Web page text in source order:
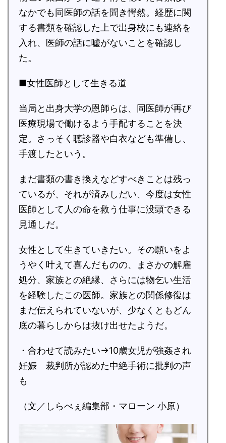
なかでも同医師の話を聞き愕然。経歴に関
する書類を確認した上で出身校にも連絡を
入れ、医師の話に嘘がないことを確認し
た。
■女性医師として生きる道
当局と出身大学の恩師らは、同医師が再び
医療現場で働けるよう手配することを決
定。さっそく聴診器や白衣なども準備し、
手渡したという。
まだ書類の書き換えなどすべきことは残っ
ているが、それが済みしだい、今度は女性
医師として人の命を救う仕事に没頭できる
見通しだ。
女性として生きていきたい。その願いをよ
うやく叶えて喜んだものの、まさかの解雇
処分、家族との絶縁、さらには物乞い生活
を経験したこの医師。家族との関係修復は
まだ伝えられていないが、少なくともどん
底の暮らしからは抜け出せたようだ。
・合わせて読みたい→10歳女児が強姦され
妊娠 裁判所が認めた中絶手術に批判の声
も
（文／しらべぇ編集部・マローン 小原）